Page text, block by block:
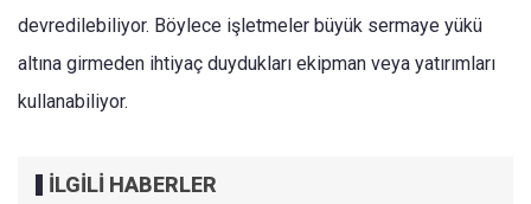
devredilebiliyor. Böylece işletmeler büyük sermaye yükü
altına girmeden ihtiyaç duydukları ekipman veya yatırımları
kullanabiliyor.
İLGİLİ HABERLER